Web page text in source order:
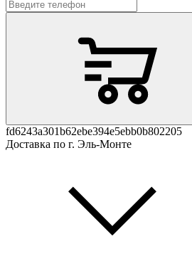
fd6243a301b62ebe394e5ebb0b802205
Доставка по г. Эль-Монте